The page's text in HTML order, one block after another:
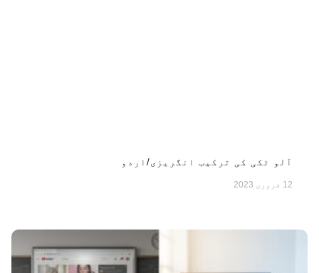
آلو ٹکی کی ترکیب انگریزی/اردو
12 فروری 2023